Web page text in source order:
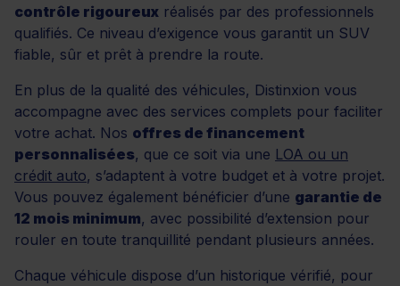
contrôle rigoureux réalisés par des professionnels
qualifiés. Ce niveau d’exigence vous garantit un SUV
fiable, sûr et prêt à prendre la route.
En plus de la qualité des véhicules, Distinxion vous
accompagne avec des services complets pour faciliter
votre achat. Nos offres de financement
personnalisées, que ce soit via une LOA ou un
crédit auto, s’adaptent à votre budget et à votre projet.
Vous pouvez également bénéficier d’une garantie de
12 mois minimum, avec possibilité d’extension pour
rouler en toute tranquillité pendant plusieurs années.
Chaque véhicule dispose d’un historique vérifié, pour